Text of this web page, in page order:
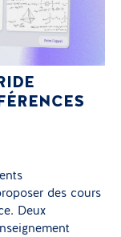
des cours
Deux